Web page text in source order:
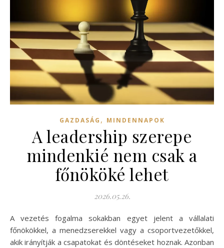
GAZDASÁG , MINDENNAPOK
A leadership szerepe
mindenkié nem csak a
főnököké lehet
2026.05.26.
A vezetés fogalma sokakban egyet jelent a vállalati
főnökökkel, a menedzserekkel vagy a csoportvezetőkkel,
akik irányítják a csapatokat és döntéseket hoznak. Azonban